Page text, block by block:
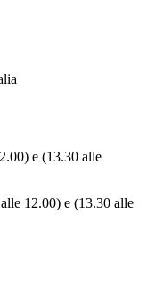
e (13.30 alle
12.00) e (13.30 alle